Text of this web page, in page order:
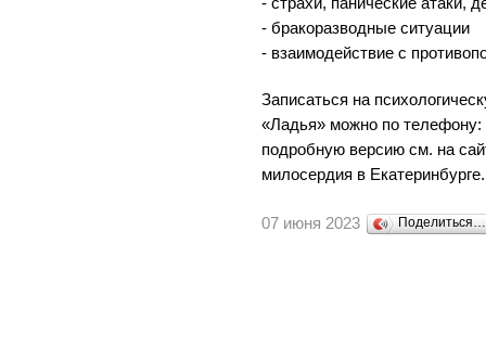
- бракоразводные ситуации
- взаимодействие с
Записаться на
«Ладья» можно по телефону:
подробную версию см. на
милосердия в Екатеринбурге.
07 июня 2023 Поделиться…